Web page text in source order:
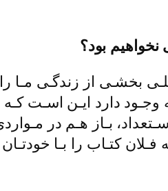
نخواهیم بود؟
بخشـی از زندگـی
وجـود دارد ایـن اسـت
بـاز هـم در
کتـاب را بـا خودتـان